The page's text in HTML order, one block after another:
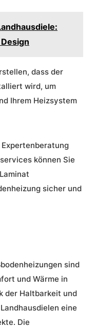
dass der
wird, um
Ihrem Heizsystem
Expertenberatung
können Sie
sicher und
sind
und Wärme in
der Haltbarkeit und
eine
Die